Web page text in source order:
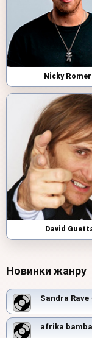
Nicky
David
Новинки жанру
Sandra Rave
afrika